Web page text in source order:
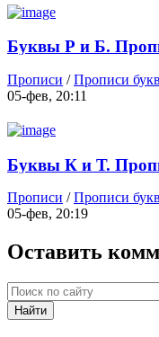
Буквы Р и Б.
Прописи /Прописи букв
05-фев, 20:11
Буквы К и Т.
Прописи /Прописи букв
05-фев, 20:19
Оставить
Найти